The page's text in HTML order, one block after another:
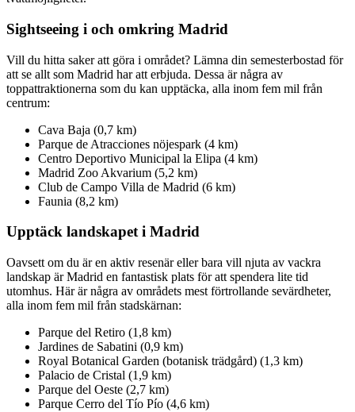
Sightseeing i och omkring Madrid
Vill du hitta saker att göra i området? Lämna din semesterbostad för
att se allt som Madrid har att erbjuda. Dessa är några av
toppattraktionerna som du kan upptäcka, alla inom fem mil från
centrum:
Cava Baja (0,7 km)
Parque de Atracciones nöjespark (4 km)
Centro Deportivo Municipal la Elipa (4 km)
Madrid Zoo Akvarium (5,2 km)
Club de Campo Villa de Madrid (6 km)
Faunia (8,2 km)
Upptäck landskapet i Madrid
Oavsett om du är en aktiv resenär eller bara vill njuta av vackra
landskap är Madrid en fantastisk plats för att spendera lite tid
utomhus. Här är några av områdets mest förtrollande sevärdheter,
alla inom fem mil från stadskärnan:
Parque del Retiro (1,8 km)
Jardines de Sabatini (0,9 km)
Royal Botanical Garden (botanisk trädgård) (1,3 km)
Palacio de Cristal (1,9 km)
Parque del Oeste (2,7 km)
Parque Cerro del Tío Pío (4,6 km)